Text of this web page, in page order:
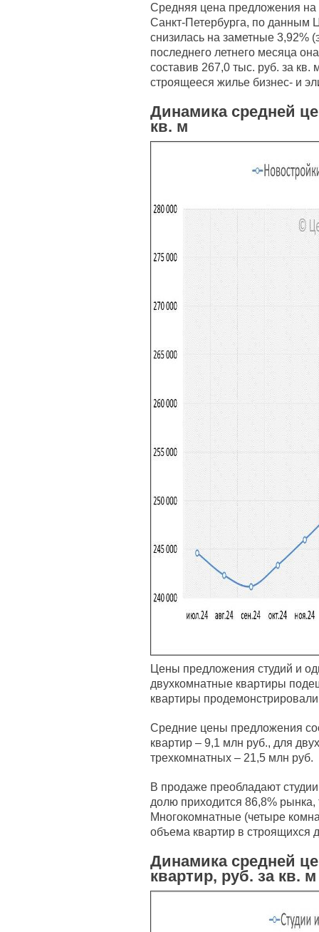
Средняя цена предложения на
Санкт-Петербурга, по данным
снизилась на заметные 3,92%
последнего летнего месяца
составив 267,0 тыс. руб. за
строящееся жилье бизнес- и
Динамика средней
кв. м
Цены предложения студий и
двухкомнатные квартиры
квартиры
Средние цены предложения
квартир – 9,1 млн руб., для
трехкомнатных – 21,5 млн руб.
В продаже преобладают
долю приходится 86,8%
Многокомнатные (четыре
объема квартир в строящихся
Динамика средней
квартир, руб. за кв. м